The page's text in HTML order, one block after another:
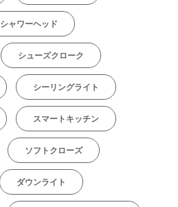
シャワーヘッド
シューズクローク
シーリングライト
スマートキッチン
ソフトクローズ
ダウンライト